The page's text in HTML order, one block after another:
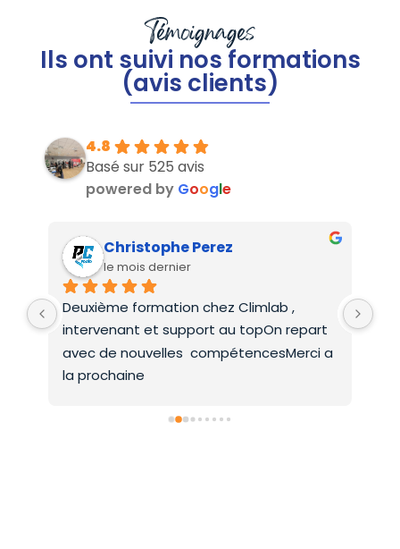
Témoignages
Ils ont suivi nos formations
(avis clients)
4.8
Basé sur 525 avis
powered by Google
Christophe Perez
le mois dernier
Deuxième formation chez Climlab ,
intervenant et support au topOn repart
avec de nouvelles  compétencesMerci a
la prochaine